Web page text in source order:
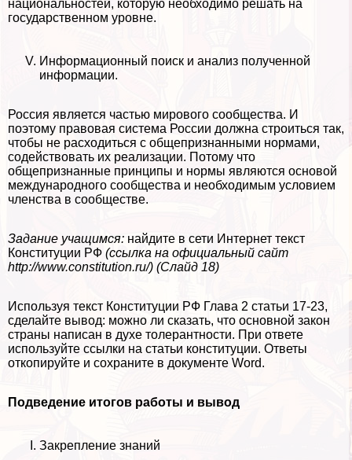
национальностей, которую необходимо решать на
государственном уровне.
Информационный поиск и анализ полученной
информации.
Россия является частью мирового сообщества. И
поэтому правовая система России должна строиться так,
чтобы не расходиться с общепризнанными нормами,
содействовать их реализации. Потому что
общепризнанные принципы и нормы являются основой
международного сообщества и необходимым условием
члeнства в сообществе.
Задание учащимся: найдите в сети Интернет текст
Конституции РФ (ссылка на официальный сайт
http://www.constitution.ru/) (Слайд 18)
Используя текст Конституции РФ Глава 2 статьи 17-23,
сделайте вывод: можно ли сказать, что основной закон
страны написан в духе толерантности. При ответе
используйте ссылки на статьи конституции. Ответы
откопируйте и сохраните в документе Word.
Подведение итогов работы и вывод
Закрепление знаний